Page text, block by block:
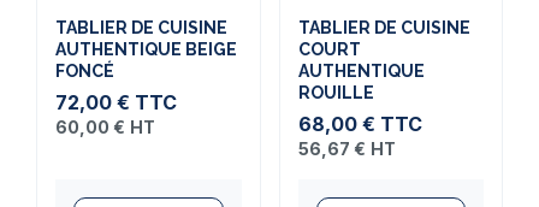
TABLIER DE CUISINE
AUTHENTIQUE BEIGE
FONCÉ
72,00 € TTC
60,00 € HT
TABLIER DE CUISINE
COURT
AUTHENTIQUE
ROUILLE
68,00 € TTC
56,67 € HT